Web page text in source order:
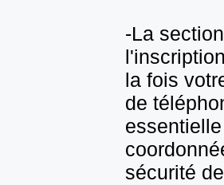
-La
la fois
de
sécurité